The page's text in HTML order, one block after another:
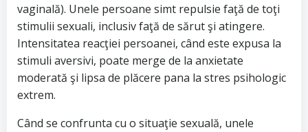
vaginală). Unele persoane simt repulsie faţă de toţi
stimulii sexuali, inclusiv faţă de sărut şi atingere.
Intensitatea reacţiei persoanei, când este expusa la
stimuli aversivi, poate merge de la anxietate
moderată şi lipsa de plăcere pana la stres psihologic
extrem.
Când se confrunta cu o situaţie sexuală, unele